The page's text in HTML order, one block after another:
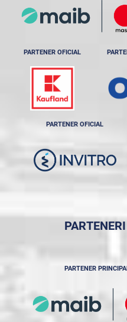
PARTENER OFICIAL
PARTENER OFICIAL
PARTENER